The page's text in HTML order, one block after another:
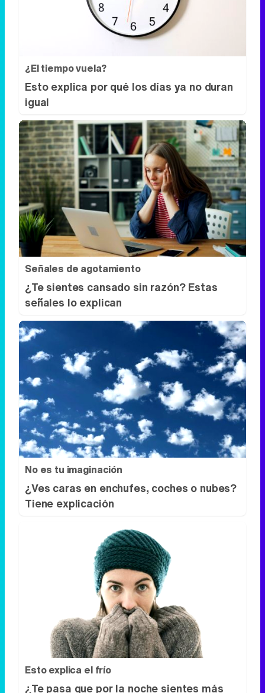
¿El tiempo vuela?
Esto explica por qué los días ya no duran
igual
Señales de agotamiento
¿Te sientes cansado sin razón? Estas
señales lo explican
No es tu imaginación
¿Ves caras en enchufes, coches o nubes?
Tiene explicación
Esto explica el frío
¿Te pasa que por la noche sientes más